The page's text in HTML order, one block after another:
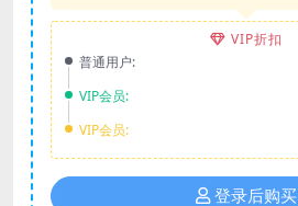
VIP折扣
普通用户:
VIP会员:
VIP会员:
登录后购买